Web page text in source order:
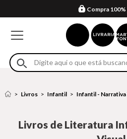
Formas de
Compra
Em até 4x sem
Retire na
Eventos
Livros Infantil Infantil - Narrativa
Livros de Literatura